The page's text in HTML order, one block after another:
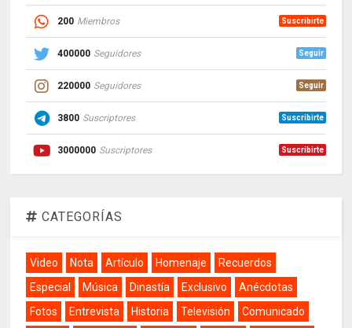
200 Miembros Suscribirte
400000 Seguidores Seguir
220000 Seguidores Seguir
3800 Suscriptores Suscribirte
3000000 Suscriptores Suscribirte
CATEGORÍAS
Video Nota Artículo Homenaje
Recuerdos
Especial
Música Dinastía Exclusivo
Anécdotas
Fotos
Entrevista Historia Televisión
Comunicado